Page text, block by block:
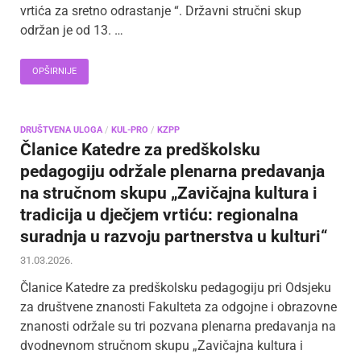
vrtića za sretno odrastanje “. Državni stručni skup
održan je od 13. …
OPŠIRNIJE
DRUŠTVENA ULOGA/ KUL-PRO / KZPP
Članice Katedre za predškolsku
pedagogiju održale plenarna predavanja
na stručnom skupu „Zavičajna kultura i
tradicija u dječjem vrtiću: regionalna
suradnja u razvoju partnerstva u kulturi“
31.03.2026.
Članice Katedre za predškolsku pedagogiju pri Odsjeku
za društvene znanosti Fakulteta za odgojne i obrazovne
znanosti održale su tri pozvana plenarna predavanja na
dvodnevnom stručnom skupu „Zavičajna kultura i